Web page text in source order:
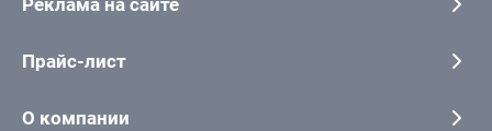
Реклама на сайте
Прайс-лист
О компании